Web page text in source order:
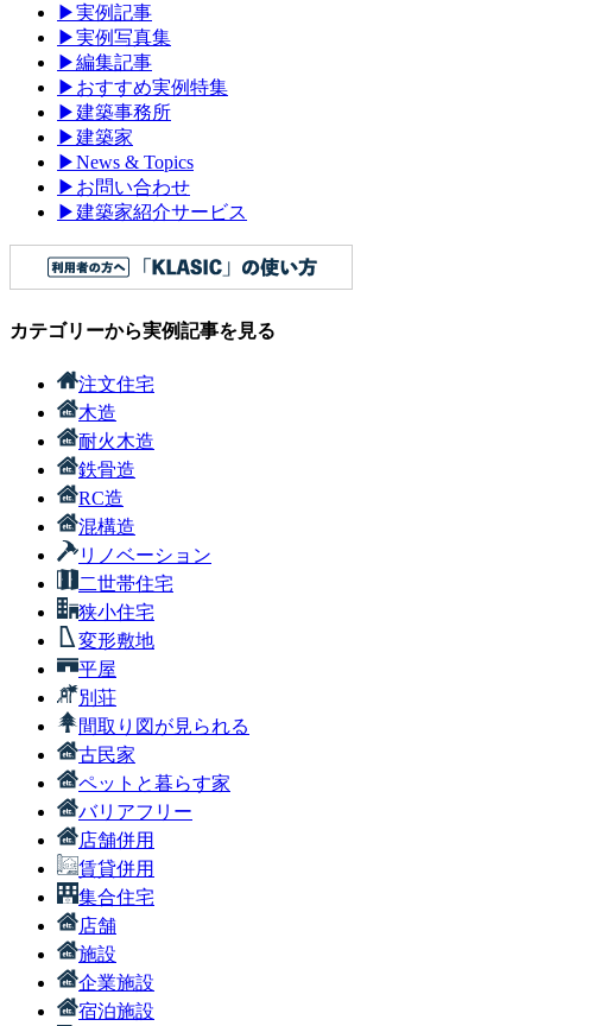
▶実例記事
▶実例写真集
▶編集記事
▶ おすすめ実例特集
▶建築事務所
▶建築家
▶News & Topics
▶ お問い合わせ
▶建築家紹介サービス
カテゴリーから実例記事を見る
注文住宅
木造
耐火木造
鉄骨造
RC造
混構造
リノベーション
二世帯住宅
狭小住宅
変形敷地
平屋
別荘
間取り図が見られる
古民家
ペットと暮らす家
バリアフリー
店舗併用
賃貸併用
集合住宅
店舗
施設
企業施設
宿泊施設